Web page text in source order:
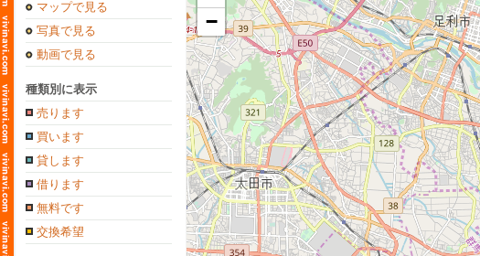
マップで見る
写真で見る
動画で見る
種類別に表示
売ります
買います
貸します
借ります
無料です
交換希望
−